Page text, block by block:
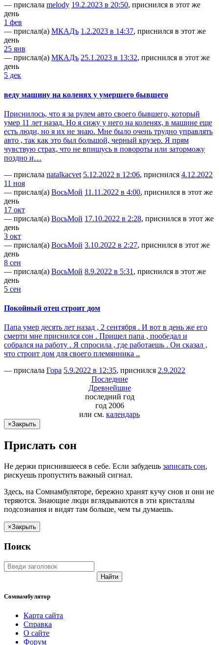
— прислала melody 19.2.2023 в 20:50, приснился в этот же
день
1 фев
— прислал(а) МКАДъ 1.2.2023 в 14:37, приснился в этот же
день
25 янв
— прислал(а) МКАДъ 25.1.2023 в 13:32, приснился в этот же
день
5 дек
веду машину на коленях у умершего бывшего
Приснилось, что я за рулем авто своего бывшего, который
умер 11 лет назад. Но я сижу у него на коленях, в машине еще
есть люди, но я их не знаю. Мне было очень трудно управлять
авто , так как это был большой, черный крузер. Я прям
чувствую страх, что не впишусь в повороты или заторможу
поздно и…
— прислала natalkacvet 5.12.2022 в 12:06, приснился 4.12.2022
11 ноя
— прислал(а) ВосьМой 11.11.2022 в 4:00, приснился в этот же
день
17 окт
— прислал(а) ВосьМой 17.10.2022 в 2:28, приснился в этот же
день
3 окт
— прислал(а) ВосьМой 3.10.2022 в 2:27, приснился в этот же
день
8 сен
— прислал(а) ВосьМой 8.9.2022 в 5:31 , приснился в этот же
день
5 сен
Покойный отец строит дом
Папа умер десять лет назад , 2 сентября . И вот в день же его
смерти мне приснился сон . Пришел папа , пообедал и
собрался на работу . Я спросила , где работаешь . Он сказал ,
что строит дом для своего племянника ..
— прислала Гора 5.9.2022 в 12:35, приснился 2.9.2022
Последние
Древнейшие
последний год
год 2006
или см. календарь
×Закрыть
Прислать сон
Не держи приснившееся в себе. Если забудешь записать сон,
рискуешь пропустить важный сигнал.
Здесь, на Сомнамбуляторе, бережно хранят кучу снов и они не
теряются. Знающие люди вглядываются в эти кристаллы
подсознания и видят там больше, чем ты думаешь.
×Закрыть
Поиск
Найти
Сомнамбулятор
Карта сайта
Справка
О сайте
Форум